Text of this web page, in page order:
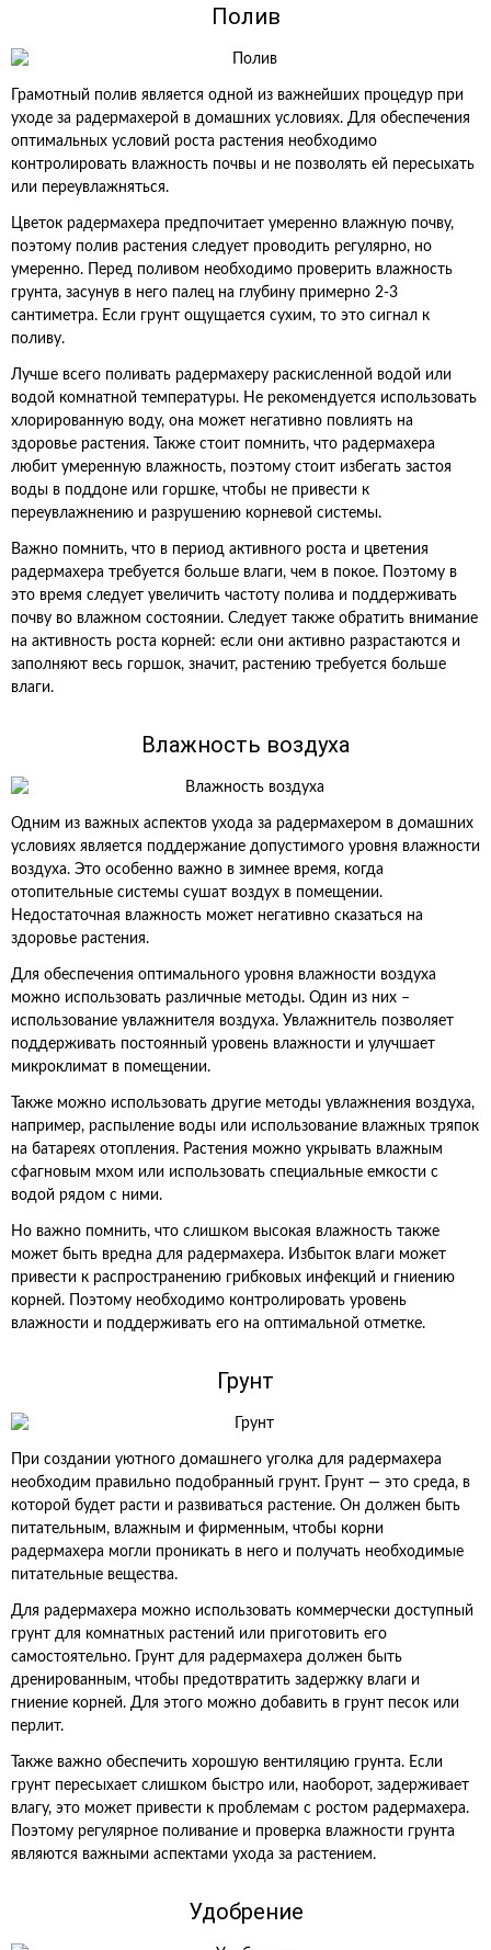
Полив
Грамотный полив является одной из важнейших процедур при
уходе за радермахерой в домашних условиях. Для обеспечения
оптимальных условий роста растения необходимо
контролировать влажность почвы и не позволять ей пересыхать
или переувлажняться.
Цветок радермахера предпочитает умеренно влажную почву,
поэтому полив растения следует проводить регулярно, но
умеренно. Перед поливом необходимо проверить влажность
грунта, засунув в него палец на глубину примерно 2-3
сантиметра. Если грунт ощущается сухим, то это сигнал к
поливу.
Лучше всего поливать радермахеру раскисленной водой или
водой комнатной температуры. Не рекомендуется использовать
хлорированную воду, она может негативно повлиять на
здоровье растения. Также стоит помнить, что радермахера
любит умеренную влажность, поэтому стоит избегать застоя
воды в поддоне или горшке, чтобы не привести к
переувлажнению и разрушению корневой системы.
Важно помнить, что в период активного роста и цветения
радермахера требуется больше влаги, чем в покое. Поэтому в
это время следует увеличить частоту полива и поддерживать
почву во влажном состоянии. Следует также обратить внимание
на активность роста корней: если они активно разрастаются и
заполняют весь горшок, значит, растению требуется больше
влаги.
Влажность воздуха
Одним из важных аспектов ухода за радермахером в домашних
условиях является поддержание допустимого уровня влажности
воздуха. Это особенно важно в зимнее время, когда
отопительные системы сушат воздух в помещении.
Недостаточная влажность может негативно сказаться на
здоровье растения.
Для обеспечения оптимального уровня влажности воздуха
можно использовать различные методы. Один из них –
использование увлажнителя воздуха. Увлажнитель позволяет
поддерживать постоянный уровень влажности и улучшает
микроклимат в помещении.
Также можно использовать другие методы увлажнения воздуха,
например, распыление воды или использование влажных тряпок
на батареях отопления. Растения можно укрывать влажным
сфагновым мхом или использовать специальные емкости с
водой рядом с ними.
Но важно помнить, что слишком высокая влажность также
может быть вредна для радермахера. Избыток влаги может
привести к распространению грибковых инфекций и гниению
корней. Поэтому необходимо контролировать уровень
влажности и поддерживать его на оптимальной отметке.
Грунт
При создании уютного домашнего уголка для радермахера
необходим правильно подобранный грунт. Грунт — это среда, в
которой будет расти и развиваться растение. Он должен быть
питательным, влажным и фирменным, чтобы корни
радермахера могли проникать в него и получать необходимые
питательные вещества.
Для радермахера можно использовать коммерчески доступный
грунт для комнатных растений или приготовить его
самостоятельно. Грунт для радермахера должен быть
дренированным, чтобы предотвратить задержку влаги и
гниение корней. Для этого можно добавить в грунт песок или
перлит.
Также важно обеспечить хорошую вентиляцию грунта. Если
грунт пересыхает слишком быстро или, наоборот, задерживает
влагу, это может привести к проблемам с ростом радермахера.
Поэтому регулярное поливание и проверка влажности грунта
являются важными аспектами ухода за растением.
Удобрение